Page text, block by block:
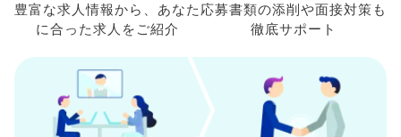
豊富な求人情報から、 あなた
に合った求人を ご紹介
応募書類の添削や面接対策も
徹底サポート